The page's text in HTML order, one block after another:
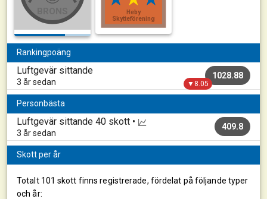
Heby
Skytteförening
Rankingpoäng
Luftgevär sittande
3 år sedan
1028.88
▼8.05
Personbästa
Luftgevär sittande 40 skott •
3 år sedan
409.8
Skott per år
Totalt 101 skott finns registrerade, fördelat på följande typer
och år: